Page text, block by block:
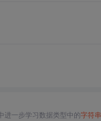
进一步学习数据类型中的字符串